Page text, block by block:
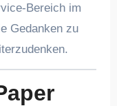
Bereich im
Gedanken zu